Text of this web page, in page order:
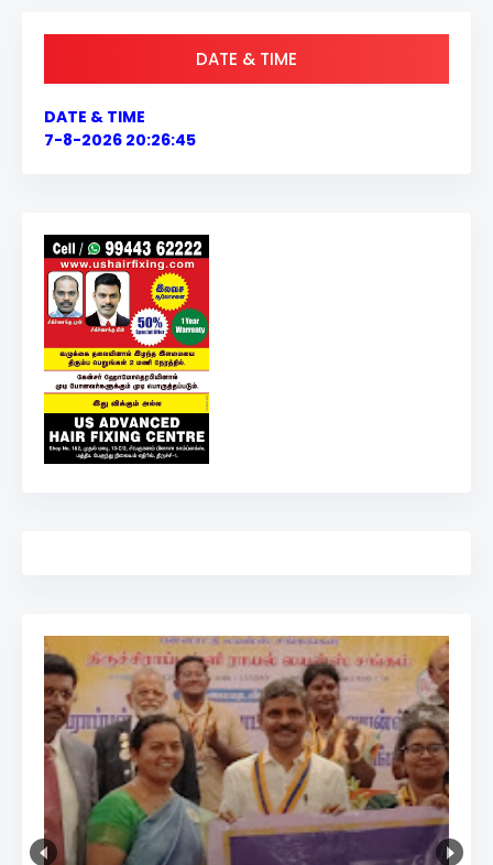
DATE & TIME
DATE & TIME
7-8-2026 20:26:45